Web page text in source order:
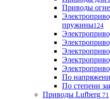
Приводы
пружины124
По
По степени
Приводы Lufberg 71